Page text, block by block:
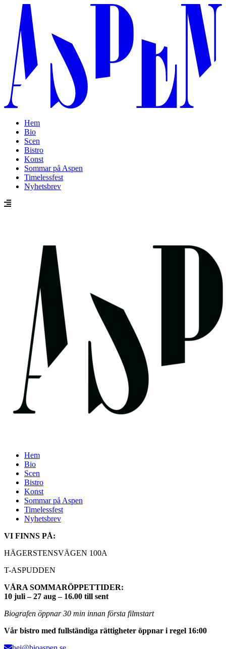
Hem
Bio
Scen
Bistro
Konst
Sommar på Aspen
Timelessfest
Nyhetsbrev
Hem
Bio
Scen
Bistro
Konst
Sommar på Aspen
Timelessfest
Nyhetsbrev
VI FINNS PÅ:
HÄGERSTENSVÄGEN 100A
T-ASPUDDEN
VÅRA SOMMARÖPPETTIDER:
10 juli – 27 aug – 16.00 till sent
Biografen öppnar 30 min innan första filmstart
Vår bistro med fullständiga rättigheter öppnar i regel 16:00